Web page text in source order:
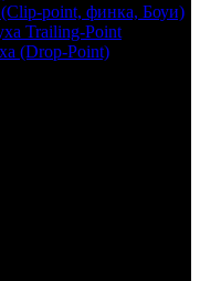
point, финка, Боуи)
Trailing-Point
(Drop-Point)